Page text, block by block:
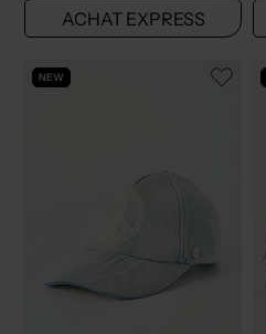
ACHAT EXPRESS
NEW